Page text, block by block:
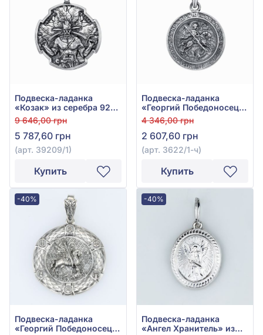
Подвеска-ладанка
«Козак» из серебра 925°,
арт. 39209/1
9 646,00 грн
5 787,60 грн
(арт. 39209/1)
Купить
Подвеска-ладанка
«Георгий Победоносец»
из серебра 925° без
вставки, арт. 3622/1-ч
4 346,00 грн
2 607,60 грн
(арт. 3622/1-ч)
Купить
-40%
Подвеска-ладанка
«Георгий Победоносец»
-40%
Подвеска-ладанка
«Ангел Хранитель» из